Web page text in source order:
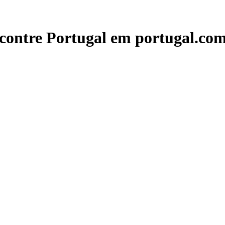
Portugal em